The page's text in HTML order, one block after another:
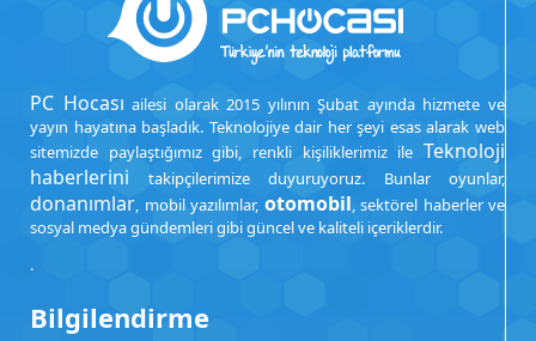
PC Hocası ailesi olarak 2015 yılının Şubat ayında hizmete ve
yayın hayatına başladık. Teknolojiye dair her şeyi esas alarak web
sitemizde paylaştığımız gibi, renkli kişiliklerimiz ile Teknoloji
haberlerini takipçilerimize duyuruyoruz. Bunlar oyunlar,
donanımlar, mobil yazılımlar, otomobil, sektörel haberler ve
sosyal medya gündemleri gibi güncel ve kaliteli içeriklerdir.
.
Bilgilendirme